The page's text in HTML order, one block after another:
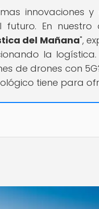
innovaciones
En nuestro
del Mañana",
la logística.
de drones con
tiene para